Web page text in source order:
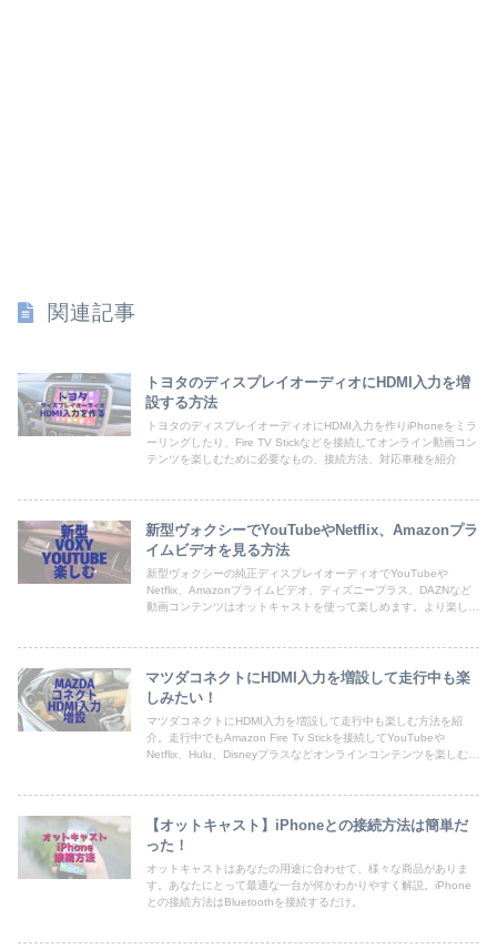
関連記事
トヨタのディスプレイオーディオにHDMI入力を増
設する方法
トヨタのディスプレイオーディオにHDMI入力を作りiPhoneをミラ
ーリングしたり、Fire TV Stickなどを接続してオンライン動画コン
テンツを楽しむために必要なもの、接続方法、対応車種を紹介
新型ヴォクシーでYouTubeやNetflix、Amazonプラ
イムビデオを見る方法
新型ヴォクシーの純正ディスプレイオーディオでYouTubeや
Netflix、Amazonプライムビデオ、ディズニープラス、DAZNなど
動画コンテンツはオットキャストを使って楽しめます。より楽しむ
マツダコネクトにHDMI入力を増設して走行中も楽
しみたい！
マツダコネクトにHDMI入力を増設して走行中も楽しむ方法を紹
介。走行中でもAmazon Fire Tv Stickを接続してYouTubeや
Netflix、Hulu、Disneyプラスなどオンラインコンテンツを楽しむ方
【オットキャスト】iPhoneとの接続方法は簡単だ
った！
オットキャストはあなたの用途に合わせて、様々な商品がありま
す。あなたにとって最適な一台が何かわかりやすく解説。iPhone
との接続方法はBluetoothを接続するだけ。